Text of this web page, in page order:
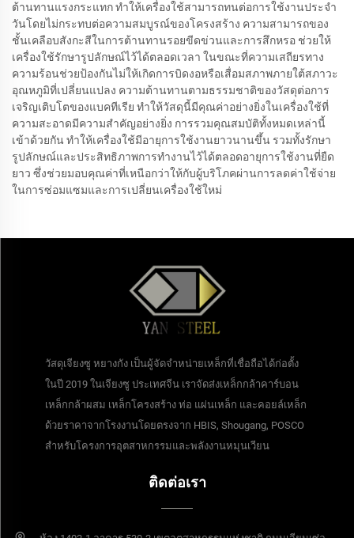
ต้านทานแรงกระแทก ทำให้เครื่องใช้สามารถทนต่อการใช้งานประจำ
วันโดยไม่กระทบต่อความสมบูรณ์ของโครงสร้าง ความสามารถของ
ชั้นเคลือบสังกะสีในการต้านทานรอยขีดข่วนและการสึกหรอ ช่วยให้
เครื่องใช้รักษารูปลักษณ์ไว้ได้ตลอดเวลา ในขณะที่ความเสถียรทาง
ความร้อนช่วยป้องกันไม่ให้เกิดการบิดงอหรือเสื่อมสภาพภายใต้สภาวะ
อุณหภูมิที่เปลี่ยนแปลง ความต้านทานตามธรรมชาติของวัสดุต่อการ
เจริญเติบโตของแบคทีเรีย ทำให้วัสดุนี้มีคุณค่าอย่างยิ่งในเครื่องใช้ที่
ความสะอาดมีความสำคัญอย่างยิ่ง การรวมคุณสมบัติทั้งหมดเหล่านี้
เข้าด้วยกัน ทำให้เครื่องใช้มีอายุการใช้งานยาวนานขึ้น รวมทั้งรักษา
รูปลักษณ์และประสิทธิภาพการทำงานไว้ได้ตลอดอายุการใช้งานที่ยืด
ยาว ซึ่งช่วยมอบคุณค่าที่เหนือกว่าให้กับผู้บริโภคผ่านการลดค่าใช้จ่าย
ในการซ่อมแซมและการเปลี่ยนเครื่องใช้ใหม่
วัสดุเจียงซู หยางกัง เป็นผู้จัดจำหน่ายเหล็กที่เชื่อถือได้ก่อตั้ง
ในปี 2019 ในเจียงซู ประเทศจีน เราจัดส่งเหล็กกล้าคาร์บอน
เหล็กกล้าผสม เหล็กโครงสร้าง ท่อ แผ่นเหล็ก และคอยล์เหล็ก
ด้วยราคาจากโรงงานโดยตรงจาก HBIS, Shougang, POSCO
สำหรับโครงการอุตสาหกรรมและพลังงานหมุนเวียน
ติดต่อเรา